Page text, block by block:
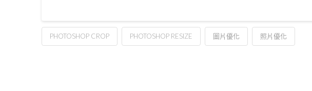
PHOTOSHOP CROP PHOTOSHOP RESIZE 圖片優化 照片優化